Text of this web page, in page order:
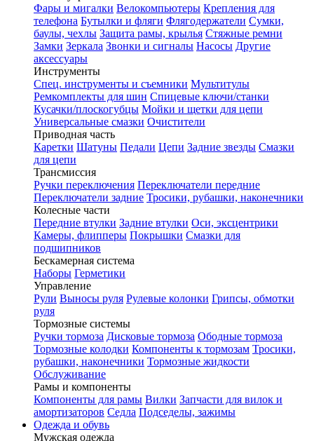
Фары и мигалки Велокомпьютеры Крепления для
телефона Бутылки и фляги Флягодержатели Сумки,
баулы, чехлы Защита рамы, крылья Стяжные ремни
Замки Зеркала Звонки и сигналы Насосы Другие
аксессуары
Инструменты
Спец. инструменты и съемники Мультитулы
Ремкомплекты для шин Спицевые ключи/станки
Кусачки/плоскогубцы Мойки и щетки для цепи
Универсальные смазки Очистители
Приводная часть
Каретки Шатуны Педали Цепи Задние звезды Смазки
для цепи
Трансмиссия
Ручки переключения Переключатели передние
Переключатели задние Тросики, рубашки, наконечники
Колесные части
Передние втулки Задние втулки Оси, эксцентрики
Камеры, флипперы Покрышки Смазки для
подшипников
Бескамерная система
Наборы Герметики
Управление
Рули Выносы руля Рулевые колонки Грипсы, обмотки
руля
Тормозные системы
Ручки тормоза Дисковые тормоза Ободные тормоза
Тормозные колодки Компоненты к тормозам Тросики,
рубашки, наконечники Тормозные жидкости
Обслуживание
Рамы и компоненты
Компоненты для рамы Вилки Запчасти для вилок и
амортизаторов Седла Подседелы, зажимы
Одежда и обувь
Мужская одежда